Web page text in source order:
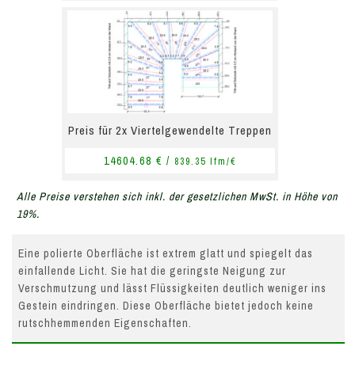
Preis für 2x Viertelgewendelte Treppen
14604.68 € / 839.35 lfm/€
Alle Preise verstehen sich inkl. der gesetzlichen MwSt. in Höhe von
19%.
Eine polierte Oberfläche ist extrem glatt und spiegelt das
einfallende Licht. Sie hat die geringste Neigung zur
Verschmutzung und lässt Flüssigkeiten deutlich weniger ins
Gestein eindringen. Diese Oberfläche bietet jedoch keine
rutschhemmenden Eigenschaften.